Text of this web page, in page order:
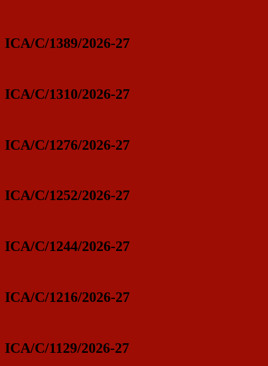
ICA/C/1389/2026-27
ICA/C/1310/2026-27
ICA/C/1276/2026-27
ICA/C/1252/2026-27
ICA/C/1244/2026-27
ICA/C/1216/2026-27
ICA/C/1129/2026-27